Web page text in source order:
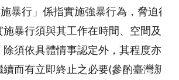
暴行」係指實施強暴行為，脅迫行
施暴行須與其工作在時間、空間及內
除須依具體情事認定外，其程度亦應
續而有立即終止之必要(參酌臺灣新北